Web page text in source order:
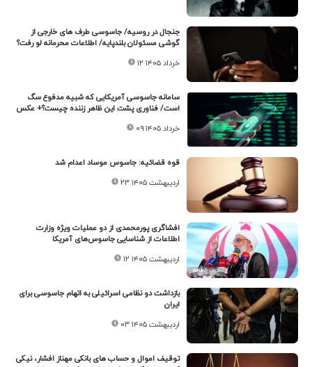
جنجال در روسیه/ جاسوسی طرف های خارجی از
گوشی مسئولان بلندپایه/ اطلاعات محرمانه لو رفت؟
۱۲ خرداد ۱۴۰۵
سامانه جاسوسی آمریکایی که شبیه مدفوع سگ
است/ فناوری پشت این ظاهر زننده چیست؟+ عکس
۰۹ خرداد ۱۴۰۵
قوه قضائیه: جاسوس موساد اعدام شد
۲۳ اردیبهشت ۱۴۰۵
افشاگری پورمحمدی از دو عملیات ویژه وزارت
اطلاعات از شناسایی جاسوس‌های آمریکا
۱۲ اردیبهشت ۱۴۰۵
بازداشت دو نظامی اسرائیلی به اتهام جاسوسی برای
ایران
۰۳ اردیبهشت ۱۴۰۵
توقیف اموال و حساب های بانکی مهناز افشار، نیکی